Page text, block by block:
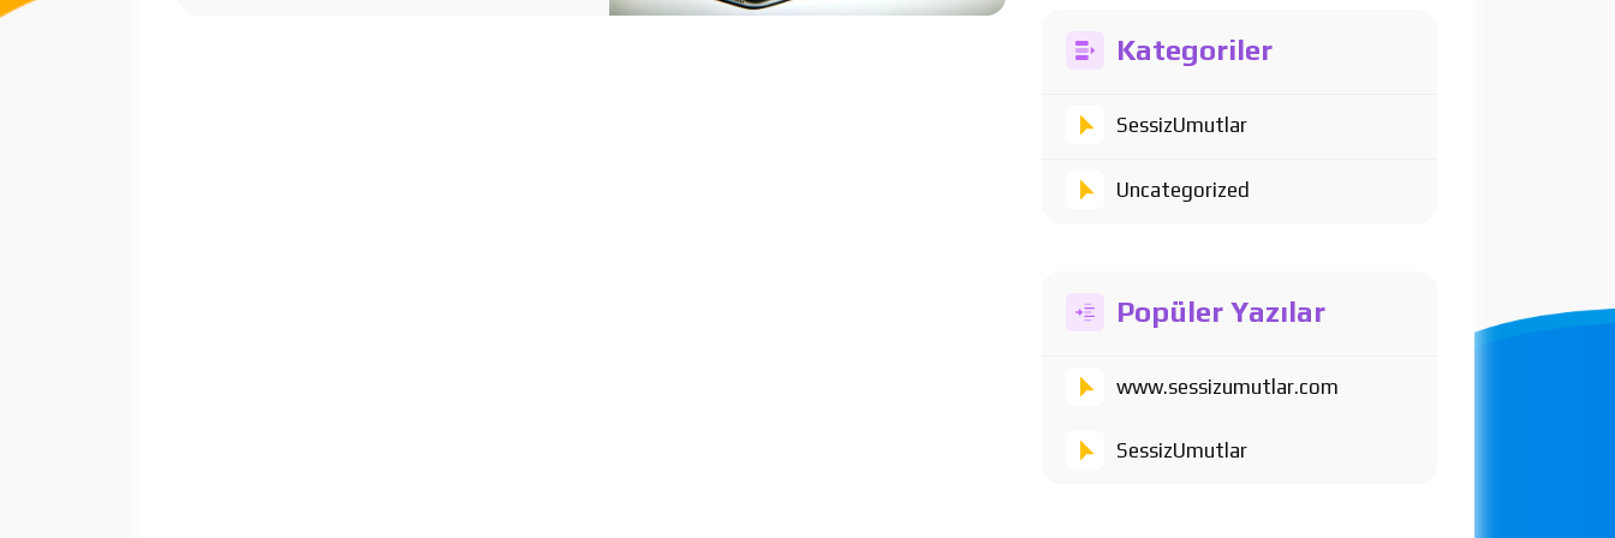
Kategoriler
SessizUmutlar
Uncategorized
Popüler Yazılar
www.sessizumutlar.com
SessizUmutlar